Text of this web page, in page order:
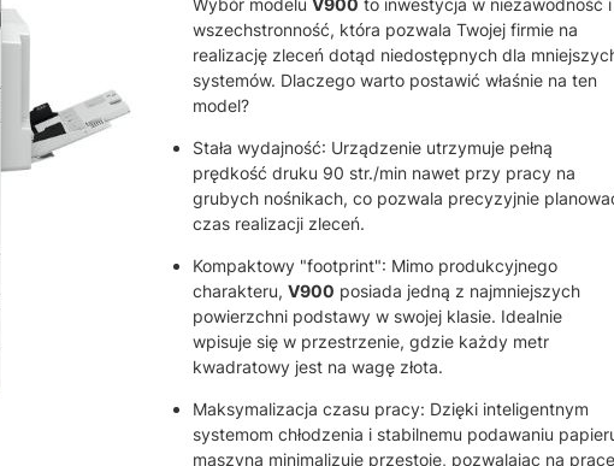
Wybór modelu V900 to inwestycja w niezawodność i
wszechstronność, która pozwala Twojej firmie na
realizację zleceń dotąd niedostępnych dla
systemów. Dlaczego warto postawić właśnie na ten
model?
Stała wydajność: Urządzenie utrzymuje pełną
prędkość druku 90 str./min nawet przy pracy na
grubych nośnikach, co pozwala precyzyjnie
czas realizacji zleceń.
Kompaktowy "footprint": Mimo produkcyjnego
charakteru, V900 posiada jedną z najmniejszych
powierzchni podstawy w swojej klasie. Idealnie
wpisuje się w przestrzenie, gdzie każdy metr
kwadratowy jest na wagę złota.
Maksymalizacja czasu pracy: Dzięki inteligentnym
systemom chłodzenia i stabilnemu podawaniu
maszyna minimalizuje przestoje, pozwalając na pracę